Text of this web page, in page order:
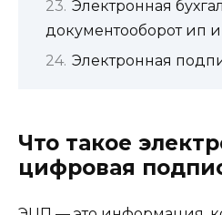
Электронная
документооборот ип и
Электронная
Что такое
цифровая